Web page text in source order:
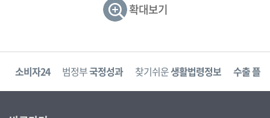
확대보기
소비자24 범정부국정성과 찾기쉬운생활법령정보 수출 플